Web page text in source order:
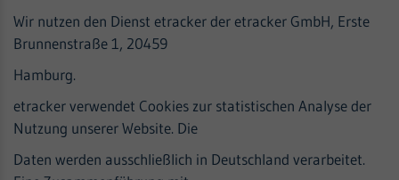
Wir nutzen den Dienst etracker der etracker GmbH, Erste
Brunnenstraße 1, 20459
Hamburg.
etracker verwendet Cookies zur statistischen Analyse der
Nutzung unserer Website. Die
Daten werden ausschließlich in Deutschland verarbeitet.